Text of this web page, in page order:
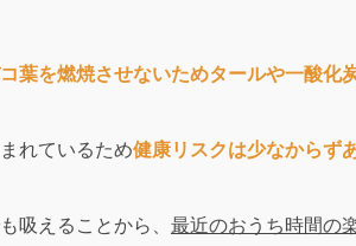
葉を燃焼させないためタールや一酸化
れているため健康リスクは少なからず
吸えることから、 最近のおうち時間の